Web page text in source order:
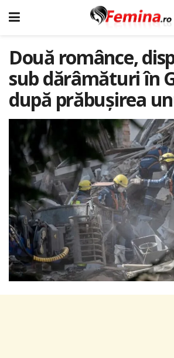
Două românce,
sub dărâmături în
după prăbușirea